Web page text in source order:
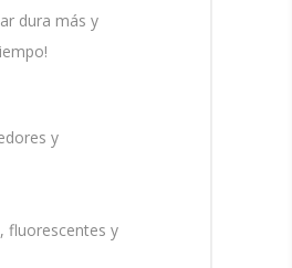
dura más y
y
fluorescentes y